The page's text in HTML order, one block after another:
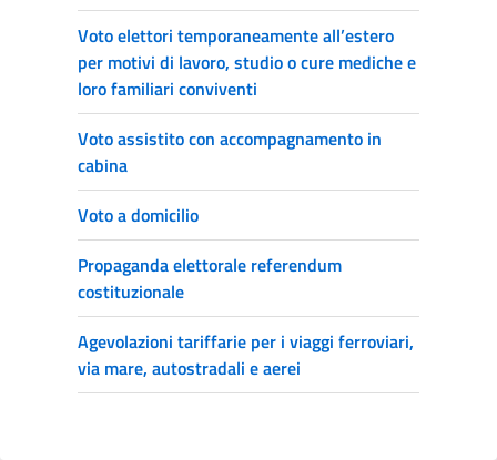
Voto elettori temporaneamente all’estero
per motivi di lavoro, studio o cure mediche e
loro familiari conviventi
Voto assistito con accompagnamento in
cabina
Voto a domicilio
Propaganda elettorale referendum
costituzionale
Agevolazioni tariffarie per i viaggi ferroviari,
via mare, autostradali e aerei